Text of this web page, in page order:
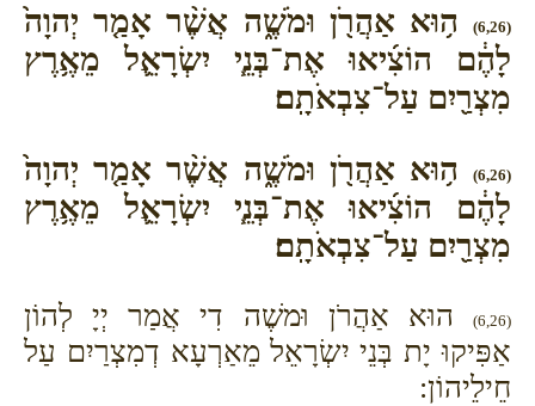
(6,26)
ה֥וּא אַהֲרֹ֖ן וּמֹשֶׁ֑ה אֲשֶׁ֨ר אָמַ֤ר יְהוָה֙
לָהֶ֔ם הוֹצִ֜יאוּ אֶת־בְּנֵ֧י יִשְׂרָאֵ֛ל מֵאֶ֥רֶץ
מִצְרַ֖יִם עַל־צִבְאֹתָֽם׃
(6,26)
ה֥וּא אַהֲרֹ֖ן וּמֹשֶׁ֑ה אֲשֶׁ֨ר אָמַ֤ר יְהוָה֙
לָהֶ֔ם הוֹצִ֜יאוּ אֶת־בְּנֵ֧י יִשְׂרָאֵ֛ל מֵאֶ֥רֶץ
מִצְרַ֖יִם עַל־צִבְאֹתָֽם׃
(6,26)
הוּא אַהֲרֹן וּמשֶׁה דִי אֲמַר יְיָ לְהוֹן
אַפִּיקוּ יָת בְּנֵי יִשְׂרָאֵל מֵאַרְעָא דְמִצְרַיִם עַל
חֵילֵיהוֹן: